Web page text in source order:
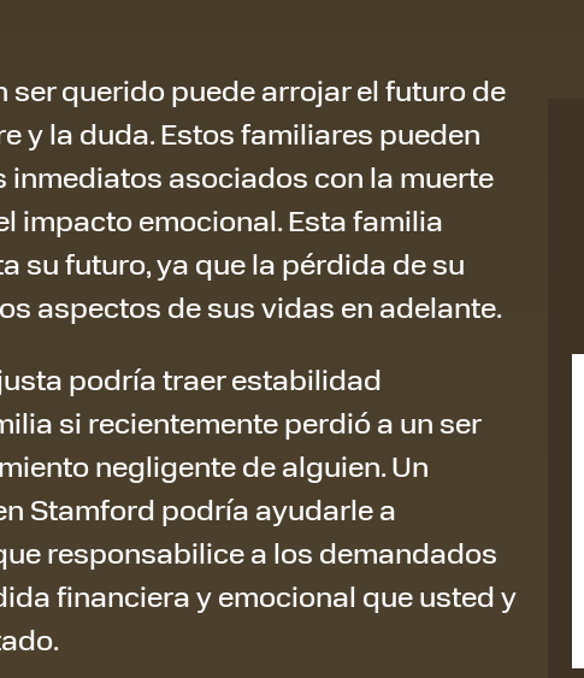
querido puede arrojar el futuro de
y la duda. Estos familiares pueden
asociados con la muerte
impacto emocional. Esta familia
su futuro, ya que la pérdida de su
aspectos de sus vidas en adelante.
podría traer estabilidad
si recientemente perdió a un ser
negligente de alguien. Un
Stamford podría ayudarle a
responsabilice a los demandados
financiera y emocional que usted y